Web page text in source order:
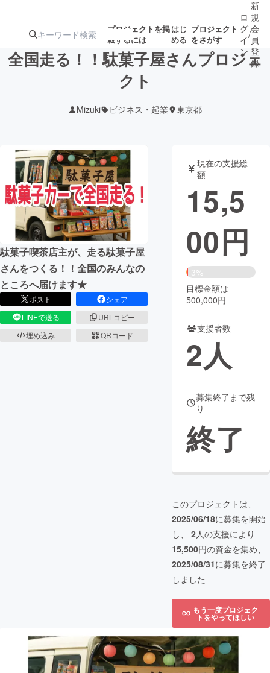
プロジェクトを掲
載するには
はじ
める
プロジェクト
をさがす
ターン
ジェクト
募集終了が近いプ
ロジェクト
アート・写真 音楽
テクノロジー・ガジェット ゲーム・
映像・映画 書籍・雑誌
ビジネス・起業 チャレンジ
まちづくり・地域活性化
CAMPFIRE for Social Good
CAMPFIRE Creation
コミュニティ
ロ
グ
イ
ン
/
新
規
会
員
登
録
全国走る！！駄菓子屋さんプロジェ
クト
Mizuki ビジネス・起業 東京都
駄菓子喫茶店主が、走る駄菓子屋
さんをつくる！！全国のみんなの
ところへ届けます★
ポスト
シェア
LINEで送る
URLコピー
埋め込み
QRコード
現在の支援総
額
15,5
00円
3%
目標金額は
500,000円
支援者数
2人
募集終了まで残
り
終了
このプロジェクトは、
2025/06/18に募集を開始
し、 2人の支援により
15,500円の資金を集め、
2025/08/31に募集を終了
しました
もう一度プロジェク
トをやってほしい